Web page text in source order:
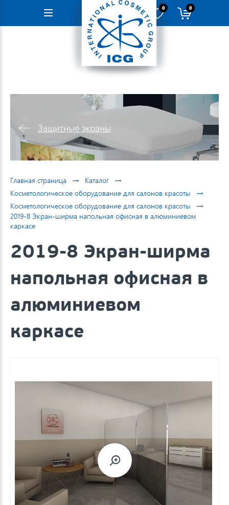
Навигация
0 0
Защитные экраны
Главная страница → Каталог →
Косметологическое оборудование для салонов красоты →
Косметологическое оборудование для салонов красоты →
2019-8 Экран-ширма напольная офисная в алюминиевом
каркасе
2019-8 Экран-ширма
напольная офисная в
алюминиевом
каркасе